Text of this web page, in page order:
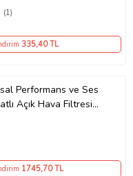
(1)
335,40 TL
Performans ve Ses
Açık Hava Filtresi
76 mm
1745,70 TL